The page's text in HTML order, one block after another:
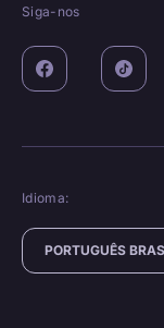
Siga-nos
Idioma: